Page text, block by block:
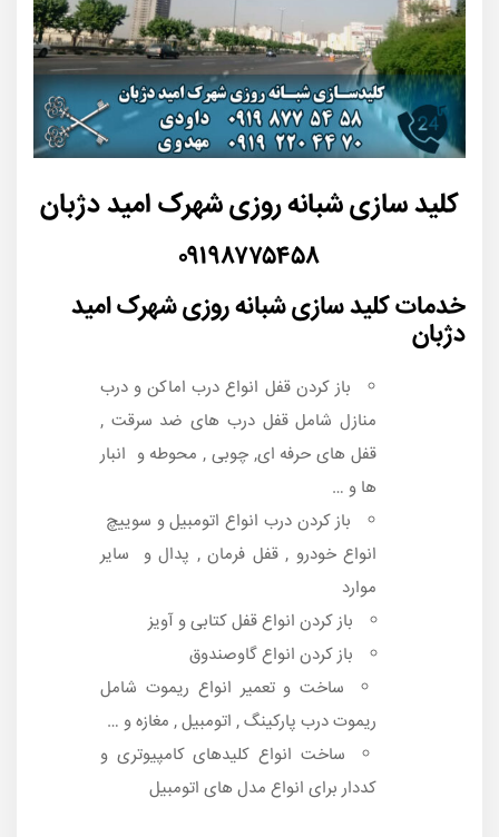
کلید سازی شبانه روزی شهرک امید دژبان
۰۹۱۹۸۷۷۵۴۵۸
خدمات کلید سازی شبانه روزی شهرک امید
دژبان
باز کردن قفل انواع درب اماکن و درب
منازل شامل قفل درب های ضد سرقت ,
قفل های حرفه ای, چوبی , محوطه و انبار
ها و …
باز کردن درب انواع اتومبیل و سوییچ
انواع خودرو , قفل فرمان , پدال و سایر
موارد
باز کردن انواع قفل کتابی و آویز
باز کردن انواع گاوصندوق
ساخت و تعمیر انواع ریموت شامل
ریموت درب پارکینگ , اتومبیل , مغازه و …
ساخت انواع کلیدهای کامپیوتری و
کددار برای انواع مدل های اتومبیل